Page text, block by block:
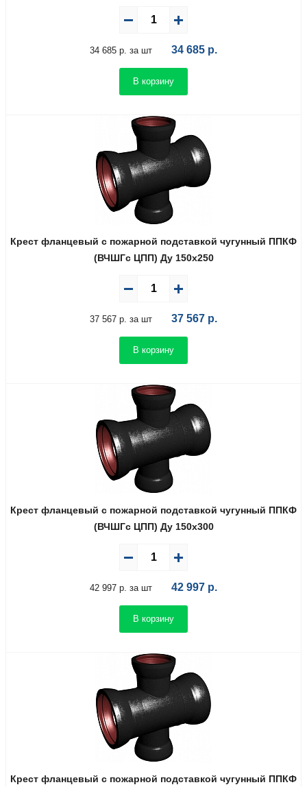
34 685 р. за шт 34 685 р.
В корзину
Крест фланцевый с пожарной подставкой чугунный ППКФ
(ВЧШГс ЦПП) Ду 150х250
37 567 р. за шт 37 567 р.
В корзину
Крест фланцевый с пожарной подставкой чугунный ППКФ
(ВЧШГс ЦПП) Ду 150х300
42 997 р. за шт 42 997 р.
В корзину
Крест фланцевый с пожарной подставкой чугунный ППКФ